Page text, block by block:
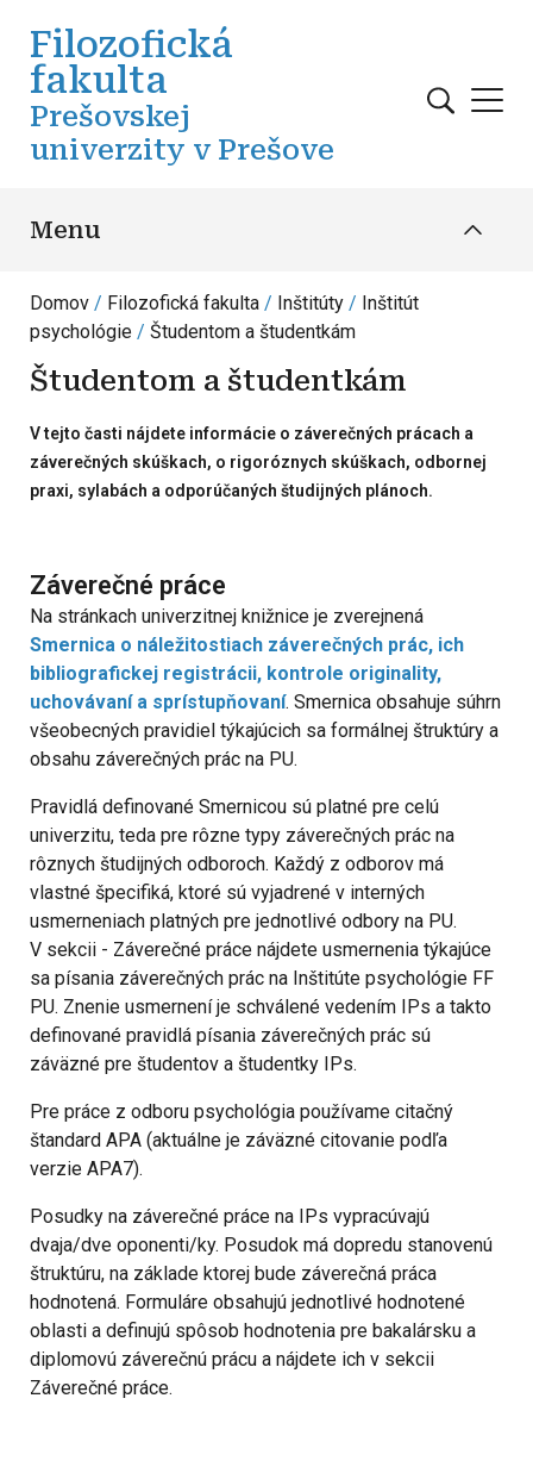
Filozofická
fakulta
Prešovskej
univerzity v Prešove
Menu
Domov Filozofická fakulta Inštitúty
Inštitút
psychológie
Študentom a študentkám
Študentom a študentkám
V tejto časti nájdete informácie o záverečných prácach a
záverečných skúškach, o rigoróznych skúškach, odbornej
praxi, sylabách a odporúčaných študijných plánoch.
Záverečné práce
Na stránkach univerzitnej knižnice je zverejnená
Smernica o náležitostiach záverečných prác, ich
bibliografickej registrácii, kontrole originality,
uchovávaní a sprístupňovaní. Smernica obsahuje súhrn
všeobecných pravidiel týkajúcich sa formálnej štruktúry a
obsahu záverečných prác na PU.
Pravidlá definované Smernicou sú platné pre celú
univerzitu, teda pre rôzne typy záverečných prác na
rôznych študijných odboroch. Každý z odborov má
vlastné špecifiká, ktoré sú vyjadrené v interných
usmerneniach platných pre jednotlivé odbory na PU.
V sekcii - Záverečné práce nájdete usmernenia týkajúce
sa písania záverečných prác na Inštitúte psychológie FF
PU. Znenie usmernení je schválené vedením IPs a takto
definované pravidlá písania záverečných prác sú
záväzné pre študentov a študentky IPs.
Pre práce z odboru psychológia používame citačný
štandard APA (aktuálne je záväzné citovanie podľa
verzie APA7).
Posudky na záverečné práce na IPs vypracúvajú
dvaja/dve oponenti/ky. Posudok má dopredu stanovenú
štruktúru, na základe ktorej bude záverečná práca
hodnotená. Formuláre obsahujú jednotlivé hodnotené
oblasti a definujú spôsob hodnotenia pre bakalársku a
diplomovú záverečnú prácu a nájdete ich v sekcii
Záverečné práce.